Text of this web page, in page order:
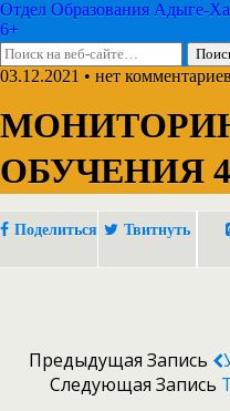
Отдел Образования Адыге-
6+
03.12.2021 • нет комментариев
ОБУЧЕНИЯ
Поделиться Твитнуть
Предыдущая Запись
Следующая Запись